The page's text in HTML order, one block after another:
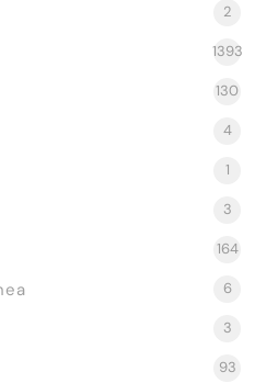
2
1393
130
4
1
3
164
6
3
93